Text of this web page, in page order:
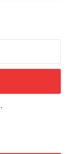
.